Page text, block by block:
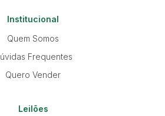
Institucional
Quem Somos
Frequentes
Quero Vender
Leilões